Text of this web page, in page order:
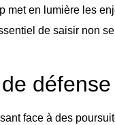
en lumière les
de saisir non
face à des